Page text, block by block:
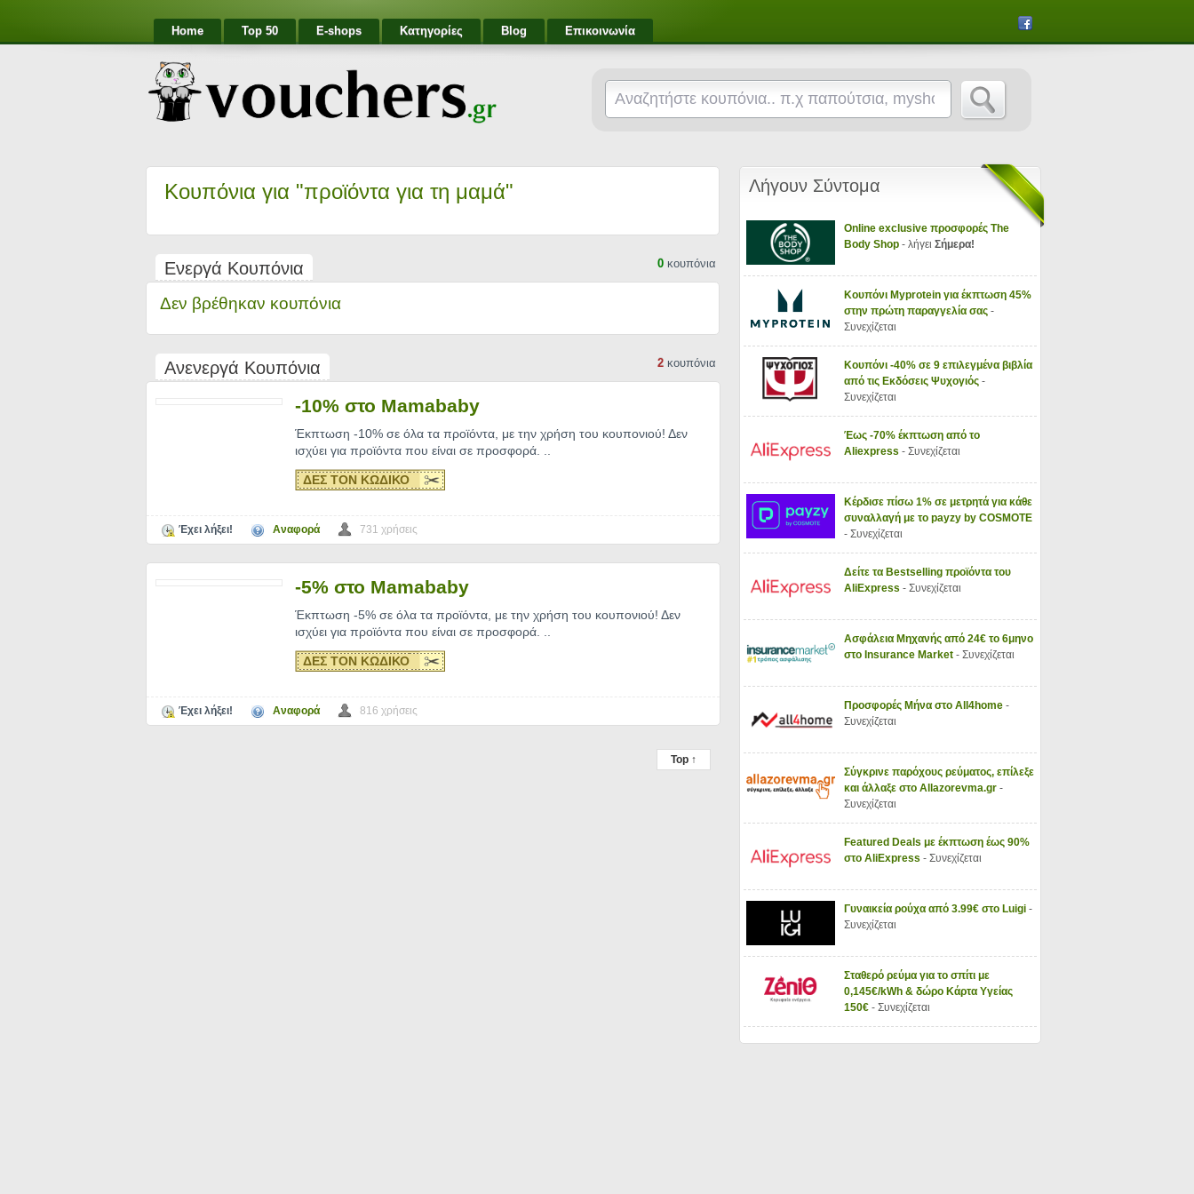
Home Top 50 E-shops Κατηγορίες Blog Επικοινωνία
Κουπόνια για "προϊόντα για τη μαμά"
Ενεργά Κουπόνια 0 κουπόνια
Δεν βρέθηκαν κουπόνια
Ανενεργά Κουπόνια 2 κουπόνια
-10% στο Mamababy
Έκπτωση -10% σε όλα τα προϊόντα, με την χρήση του κουπονιού! Δεν
ισχύει για προϊόντα που είναι σε προσφορά.
ΔΕΣ ΤΟΝ ΚΩΔΙΚΟ
Έχει λήξει! Αναφορά 731 χρήσεις
-5% στο Mamababy
Έκπτωση -5% σε όλα τα προϊόντα, με την χρήση του κουπονιού! Δεν
ισχύει για προϊόντα που είναι σε προσφορά.
ΔΕΣ ΤΟΝ ΚΩΔΙΚΟ
Έχει λήξει! Αναφορά 816 χρήσεις
Top ↑
Λήγουν Σύντομα
Online exclusive προσφορές The
Body Shop - λήγει Σήμερα!
Κουπόνι Myprotein για έκπτωση 45%
στην πρώτη παραγγελία σας -
Συνεχίζεται
Κουπόνι -40% σε 9 επιλεγμένα βιβλία
από τις Εκδόσεις Ψυχογιός -
Συνεχίζεται
Έως -70% έκπτωση από το
Aliexpress - Συνεχίζεται
Κέρδισε πίσω 1% σε μετρητά για κάθε
συναλλαγή με το payzy by COSMOTE
- Συνεχίζεται
Δείτε τα Bestselling προϊόντα του
AliExpress - Συνεχίζεται
Ασφάλεια Μηχανής από 24€ το 6μηνο
στο Insurance Market - Συνεχίζεται
Προσφορές Μήνα στο All4home -
Συνεχίζεται
Σύγκρινε παρόχους ρεύματος, επίλεξε
και άλλαξε στο Allazorevma.gr -
Συνεχίζεται
Featured Deals με έκπτωση έως 90%
στο AliExpress - Συνεχίζεται
Γυναικεία ρούχα από 3.99€ στο Luigi -
Συνεχίζεται
Σταθερό ρεύμα για το σπίτι με
0,145€/kWh & δώρο Κάρτα Υγείας
150€ - Συνεχίζεται